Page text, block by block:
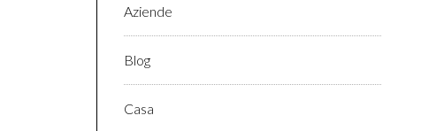
Aziende
Blog
Casa